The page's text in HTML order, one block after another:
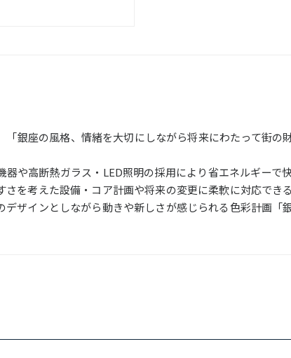
「銀座の風格、情緒を大切にしながら将来にわたって街
や高断熱ガラス・LED照明の採用により省エネルギーで
を考えた設備・コア計画や将来の変更に柔軟に対応でき
ザインとしながら動きや新しさが感じられる色彩計画「